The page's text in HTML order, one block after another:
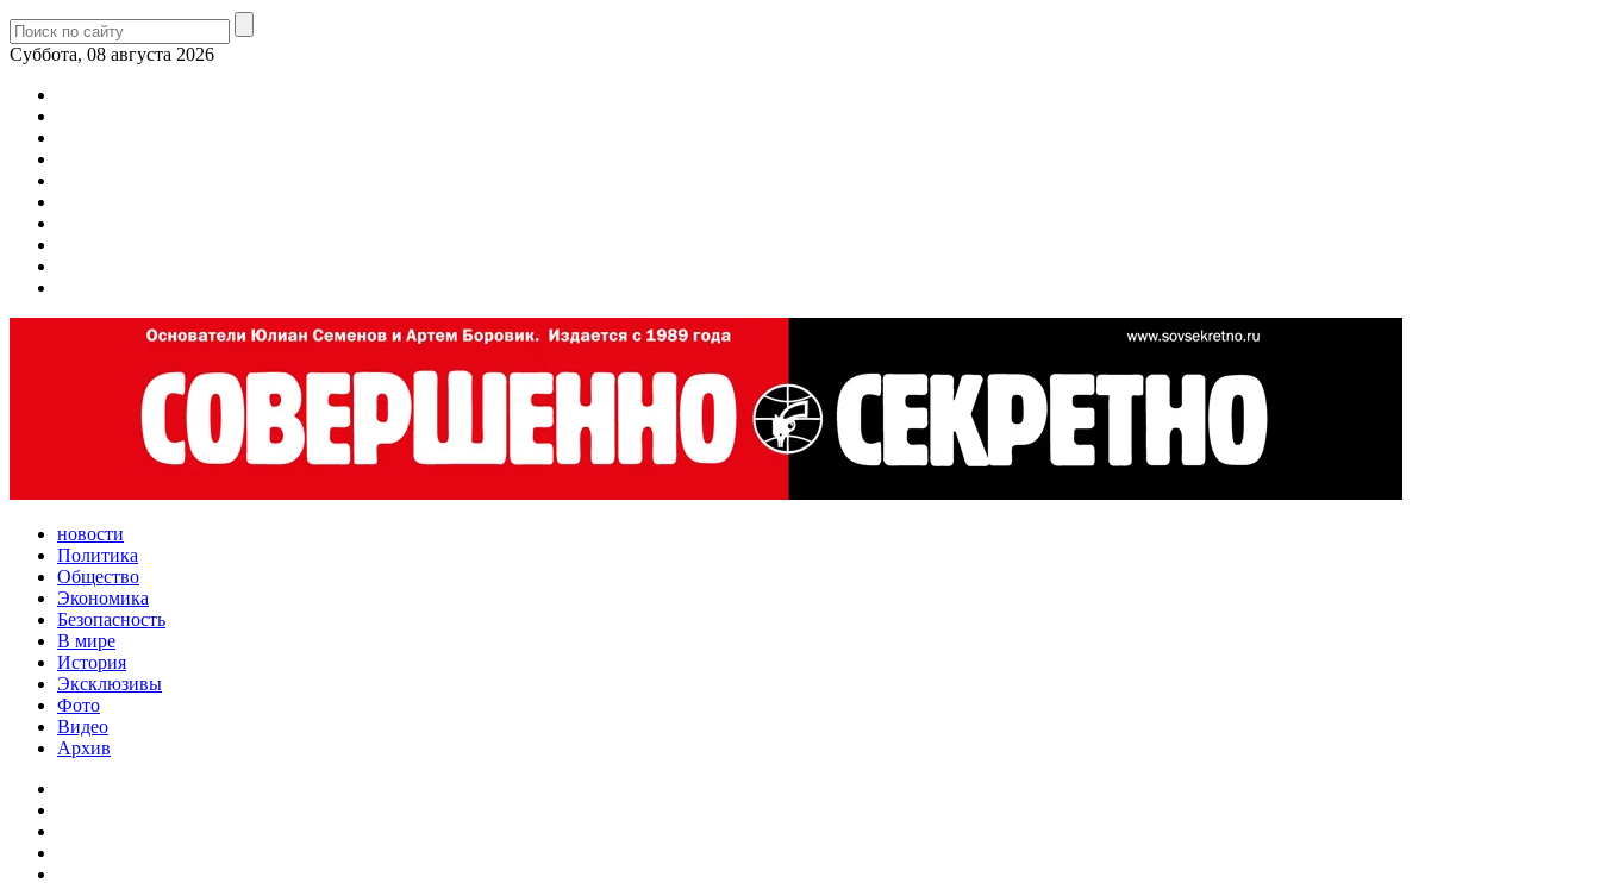
Суббота, 08 августа 2026
новости
Политика
Общество
Экономика
Безопасность
В мире
История
Эксклюзивы
Фото
Видео
Архив